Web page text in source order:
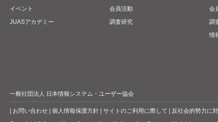
イベント
JUASアカデミー
会員活動
調査研究
会
調
情
一般社団法人 日本情報システム・ユーザー協会
お問い合わせ 個人情報保護方針 サイトのご利用に際して
反社会的勢力に